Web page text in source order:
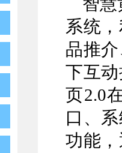
智慧
系统
品推
下互
页2.0
口、
功能